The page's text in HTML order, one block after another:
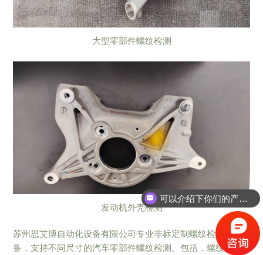
大型零部件螺纹检测
发动机外壳检测
苏州思艾博自动化设备有限公司专业非标定制螺纹检测设
备，支持不同尺寸的汽车零部件螺纹检测。包括，螺纹通止
可以介绍下你们的产品么